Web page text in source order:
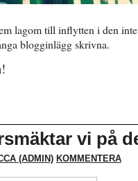
lagom till inflytten i den
blogginlägg skrivna.
vi på
(ADMIN) KOMMENTERA